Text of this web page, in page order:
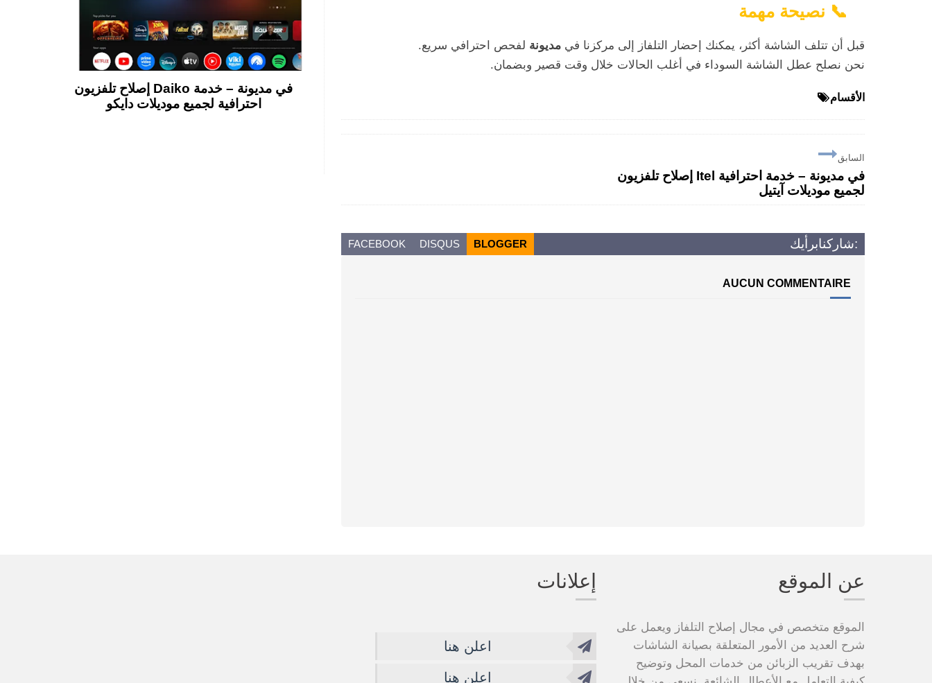
📞 نصيحة مهمة
قبل أن تتلف الشاشة أكثر، يمكنك إحضار التلفاز إلى مركزنا في مديونة لفحص احترافي سريع.
نحن نصلح عطل الشاشة السوداء في أغلب الحالات خلال وقت قصير وبضمان.
الأقسام
السابق
إصلاح تلفزيون Itel في مديونة – خدمة احترافية
لجميع موديلات آيتيل
شاركنابرأيك: BLOGGER
DISQUS
FACEBOOK
AUCUN COMMENTAIRE
إصلاح تلفزيون Daiko في مديونة – خدمة
احترافية لجميع موديلات دايكو
عن الموقع
الموقع متخصص في مجال إصلاح التلفاز ويعمل على
شرح العديد من الأمور المتعلقة بصيانة الشاشات
بهدف تقريب الزبائن من خدمات المحل وتوضيح
إعلانات
اعلن هنا
اعلن هنا